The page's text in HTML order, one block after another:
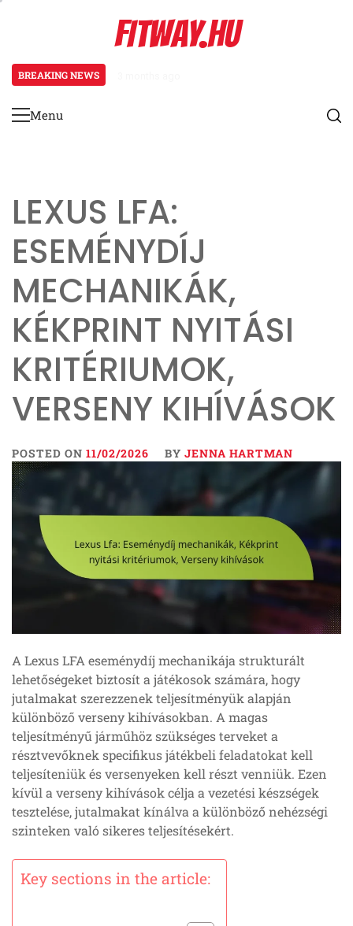
FITWAY.HU
BREAKING NEWS
Primary
Menu
LEXUS LFA:
ESEMÉNYDÍJ
MECHANIKÁK,
KÉKPRINT NYITÁSI
KRITÉRIUMOK,
VERSENY KIHÍVÁSOK
POSTED ON 11/02/2026 BY JENNA HARTMAN
A Lexus LFA eseménydíj mechanikája strukturált
lehetőségeket biztosít a játékosok számára, hogy
jutalmakat szerezzenek teljesítményük alapján
különböző verseny kihívásokban. A magas
teljesítményű járműhöz szükséges terveket a
résztvevőknek specifikus játékbeli feladatokat kell
teljesíteniük és versenyeken kell részt venniük. Ezen
kívül a verseny kihívások célja a vezetési készségek
tesztelése, jutalmakat kínálva a különböző nehézségi
szinteken való sikeres teljesítésekért.
Key sections in the article: